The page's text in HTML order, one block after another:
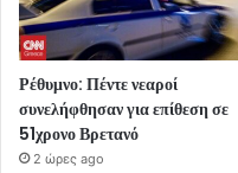
Ρέθυμνο: Πέντε νεαροί
συνελήφθησαν για επίθεση σε
51χρονο Βρετανό
2 ώρες ago